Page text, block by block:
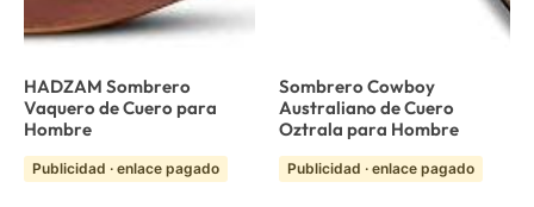
HADZAM Sombrero
Vaquero de Cuero para
Hombre
Publicidad · enlace pagado
Sombrero Cowboy
Australiano de Cuero
Oztrala para Hombre
Publicidad · enlace pagado